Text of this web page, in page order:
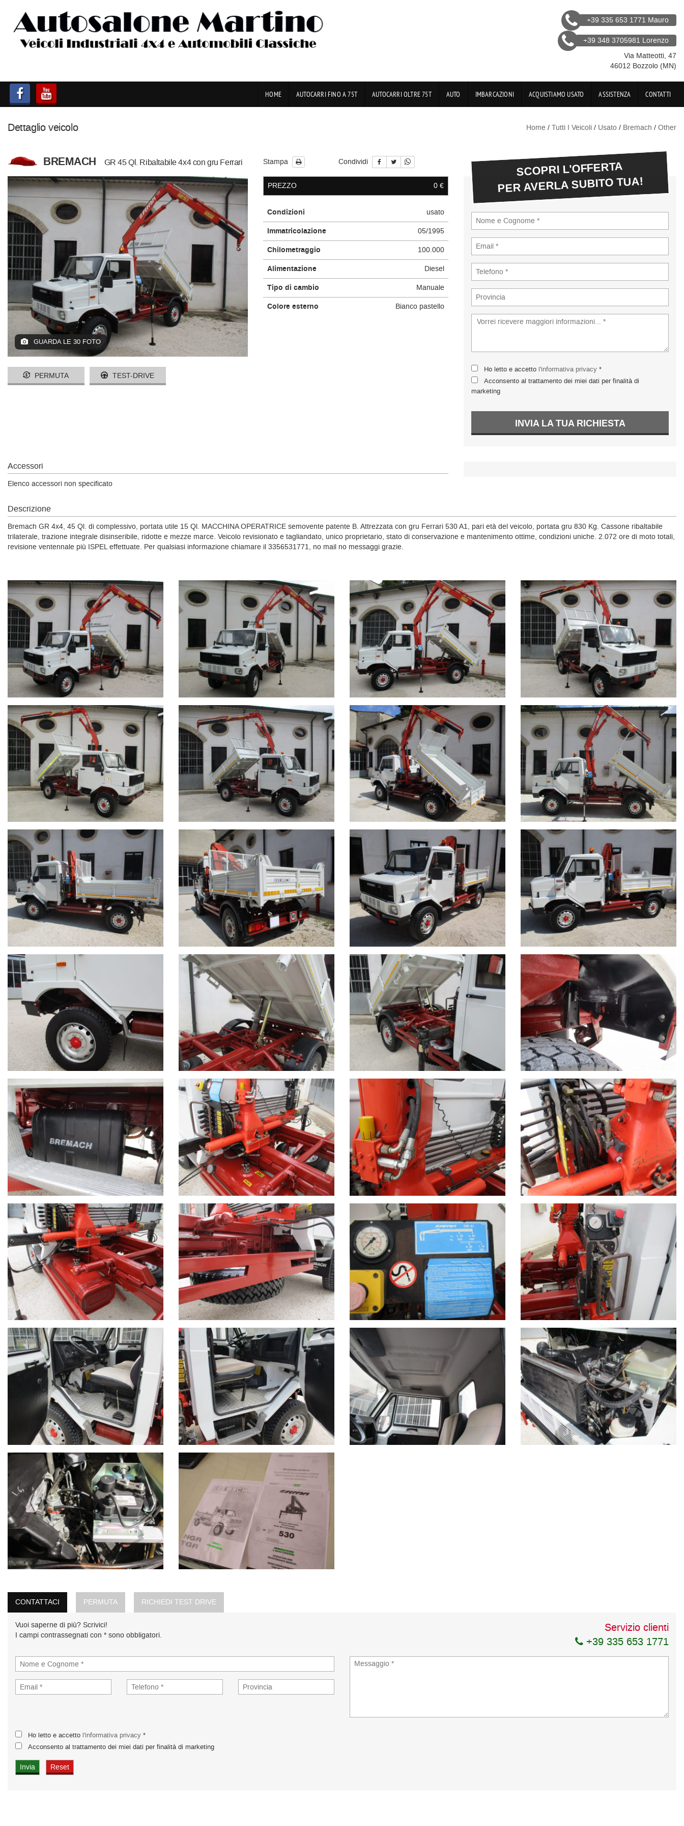
HOME
AUTOCARRI FINO A 75T
AUTO
IMBARCAZIONI
ACQUISTIAMO USATO
ASSISTENZA
CONTATTI
+39 335 653 1771 Mauro
+39 348 3705981 Lorenzo
Via Matteotti, 47
46012 Bozzolo (MN)
HOME AUTOCARRI FINO A 75T AUTOCARRI OLTRE 75T AUTO IMBARCAZIONI ACQUISTIAMO USATO ASSISTENZA CONTATTI
Dettaglio veicolo Home / Tutti I Veicoli / Usato / Bremach / Other
BREMACH GR 45 Ql. Ribaltabile 4x4 con gru Ferrari Stampa Condividi
GUARDA LE 30 FOTO
PERMUTA TEST-DRIVE
PREZZO 0 €
Condizioni usato
Immatricolazione 05/1995
Chilometraggio 100.000
Alimentazione Diesel
Tipo di cambio Manuale
Colore esterno Bianco pastello
SCOPRI L'OFFERTA
PER AVERLA SUBITO TUA!
Ho letto e accetto l'informativa privacy *
Acconsento al trattamento dei miei dati per finalità di
marketing
INVIA LA TUA RICHIESTA
Accessori
Elenco accessori non specificato
Descrizione
Bremach GR 4x4, 45 Ql. di complessivo, portata utile 15 Ql. MACCHINA OPERATRICE semovente patente B. Attrezzata con gru Ferrari 530 A1, pari età del veicolo, portata gru 830 Kg. Cassone ribaltabile
trilaterale, trazione integrale disinseribile, ridotte e mezze marce. Veicolo revisionato e tagliandato, unico proprietario, stato di conservazione e mantenimento ottime, condizioni uniche. 2.072 ore di moto totali,
revisione ventennale più ISPEL effettuate. Per qualsiasi informazione chiamare il 3356531771, no mail no messaggi grazie.
CONTATTACI PERMUTA RICHIEDI TEST DRIVE
Vuoi saperne di più? Scrivici!
I campi contrassegnati con * sono obbligatori.
Servizio clienti
+39 335 653 1771
Ho letto e accetto l'informativa privacy *
Acconsento al trattamento dei miei dati per finalità di marketing